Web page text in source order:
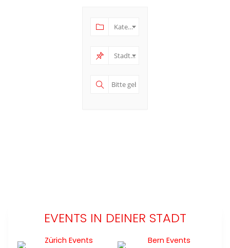
Kategorie
Stadt und Region
EVENTS IN DEINER STADT